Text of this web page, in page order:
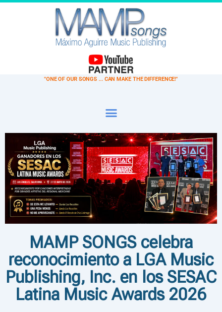
"ONE OF OUR SONGS ... CAN MAKE THE DIFFERENCE!"
MAMP SONGS celebra
reconocimiento a LGA Music
Publishing, Inc. en los SESAC
Latina Music Awards 2026